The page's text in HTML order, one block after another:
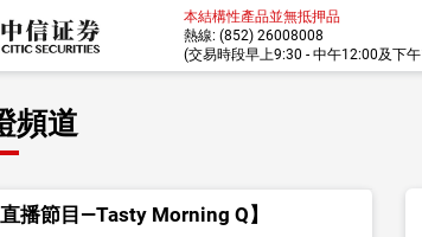
本結構性產品並無抵押品
熱線: (852) 26008008
(交易時段早上9:30 - 中午12:00及下
頻道
直播節目—Tasty Morning Q】